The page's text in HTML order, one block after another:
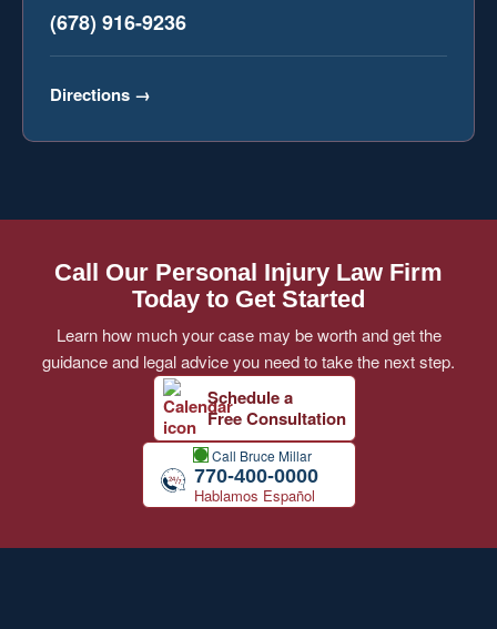
(678) 916-9236
Directions →
Call Our Personal Injury Law Firm
Today to Get Started
Learn how much your case may be worth and get the
guidance and legal advice you need to take the next step.
Schedule a
Free Consultation
Call Bruce Millar
770-400-0000
Hablamos Español